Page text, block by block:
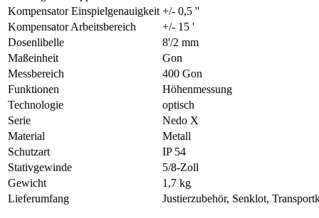
Kompensator Einspielgenauigkeit +/- 0,5 ''
Kompensator Arbeitsbereich
+/- 15 '
Dosenlibelle
8'/2 mm
Maßeinheit
Gon
Messbereich
400 Gon
Funktionen
Höhenmessung
Technologie
optisch
Serie
Nedo X
Material
Metall
Schutzart
IP 54
Stativgewinde
5/8-Zoll
Gewicht
1,7 kg
Lieferumfang
Justierzubehör, Senklot,